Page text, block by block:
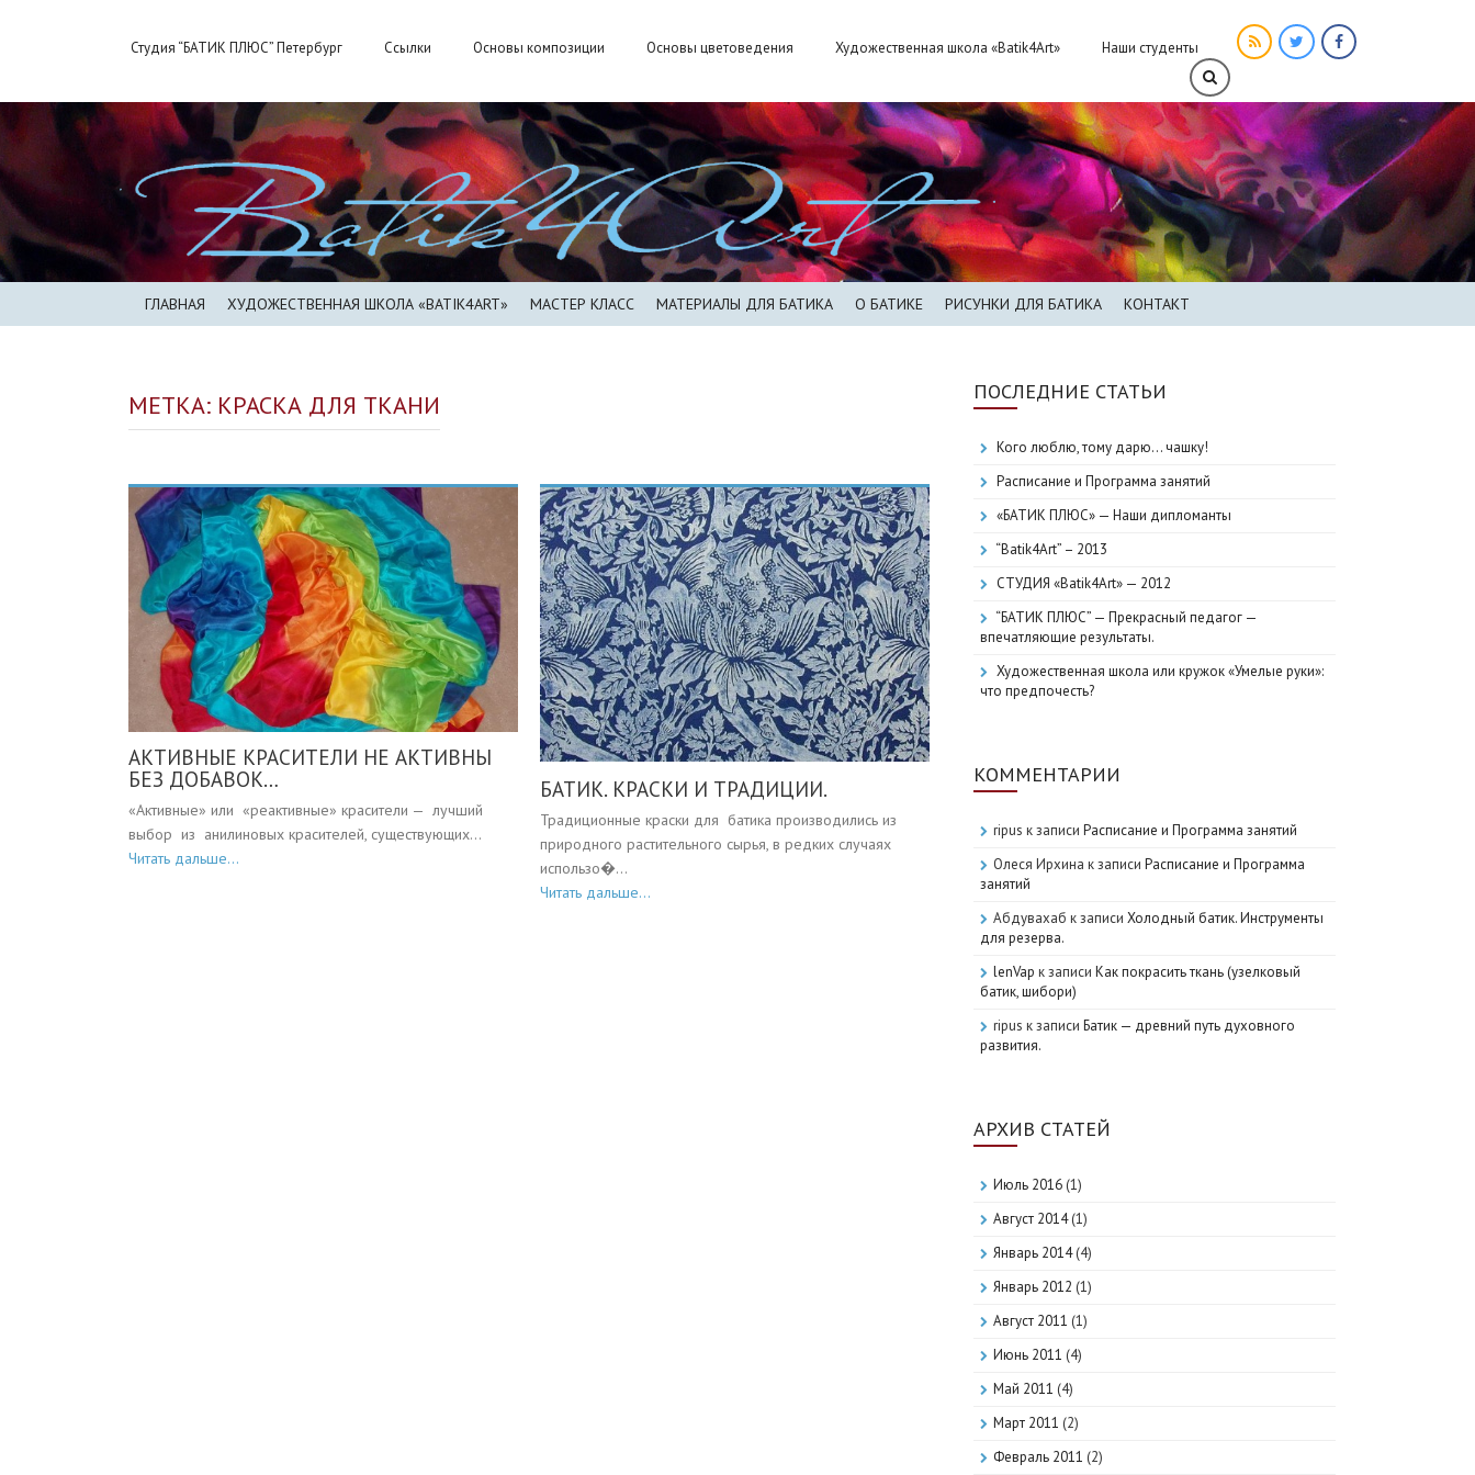
у
с
и
Студия “БАТИК ПЛЮС” Петербург Ссылки Основы композиции Основы цветоведения Художественная школа «Batik4Art» Наши студенты
ГЛАВНАЯ ХУДОЖЕСТВЕННАЯ ШКОЛА «BATIK4ART» МАСТЕР КЛАСС МАТЕРИАЛЫ ДЛЯ БАТИКА О БАТИКЕ РИСУНКИ ДЛЯ БАТИКА КОНТАКТ
МЕТКА: КРАСКА ДЛЯ ТКАНИ
АКТИВНЫЕ КРАСИТЕЛИ НЕ АКТИВНЫ
БЕЗ ДОБАВОК…
«Активные» или «реактивные» красители — лучший
выбор из анилиновых красителей, существующих...
Читать дальше...
БАТИК. КРАСКИ И ТРАДИЦИИ.
Традиционные краски для батика производились из
природного растительного сырья, в редких случаях
использо�...
Читать дальше...
ПОСЛЕДНИЕ СТАТЬИ
Кого люблю, тому дарю… чашку!
Расписание и Программа занятий
«БАТИК ПЛЮС» — Наши дипломанты
“Batik4Art” – 2013
СТУДИЯ «Batik4Art» — 2012
“БАТИК ПЛЮС” — Прекрасный педагог —
впечатляющие результаты.
Художественная школа или кружок «Умелые руки»:
что предпочесть?
КОММЕНТАРИИ
ripus к записи Расписание и Программа занятий
Олеся Ирхина к записи Расписание и Программа
занятий
Абдувахаб к записи Холодный батик. Инструменты
для резерва.
lenVap к записи Как покрасить ткань (узелковый
батик, шибори)
ripus к записи Батик — древний путь духовного
развития.
АРХИВ СТАТЕЙ
Июль 2016 (1)
Август 2014(1)
Январь 2014(4)
Январь 2012 (1)
Август 2011 (1)
Июнь 2011 (4)
Май 2011 (4)
Март 2011 (2)
Февраль 2011 (2)